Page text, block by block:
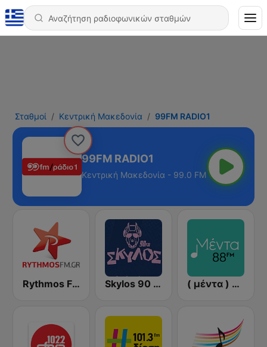
Σταθμοί Κεντρική Μακεδονία 99FM RADIO1
99FM RADIO1
Κεντρική Μακεδονία - 99.0 FM
Rythmos FM - Ρυθμος 94.9 Skylos 90 FM ( μέντα ) Menta 88 FM